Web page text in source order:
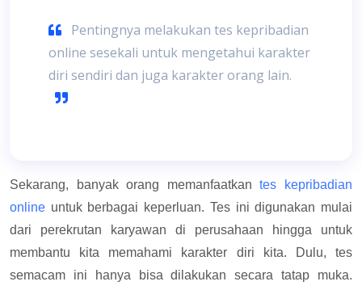
Pentingnya melakukan tes kepribadian
online sesekali untuk mengetahui karakter
diri sendiri dan juga karakter orang lain.
Sekarang, banyak orang memanfaatkantes kepribadian
online untuk berbagai keperluan. Tes ini digunakan mulai
dari perekrutan karyawan di perusahaan hingga untuk
membantu kita memahami karakter diri kita. Dulu, tes
semacam ini hanya bisa dilakukan secara tatap muka.